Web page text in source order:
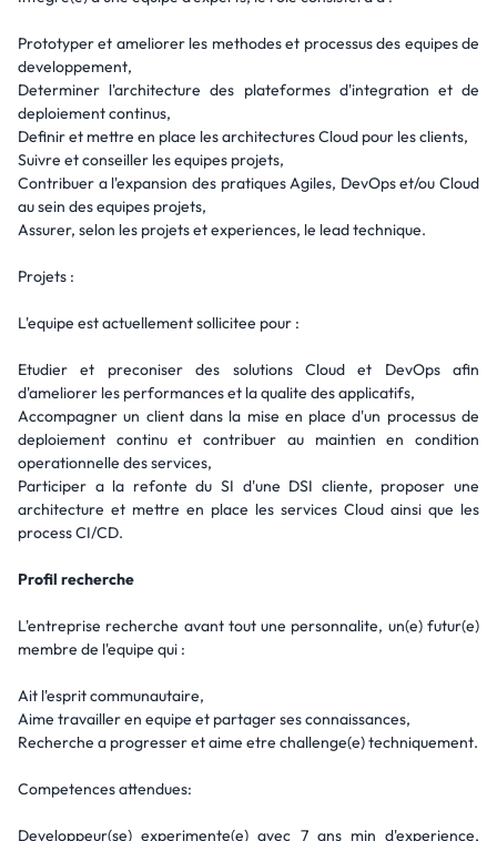
Prototyper et ameliorer les methodes et processus des equipes de
developpement,
Determiner l'architecture des plateformes d'integration et de
deploiement continus,
Definir et mettre en place les architectures Cloud pour les clients,
Suivre et conseiller les equipes projets,
Contribuer a l'expansion des pratiques Agiles, DevOps et/ou Cloud
au sein des equipes projets,
Assurer, selon les projets et experiences, le lead technique.
Projets :
L'equipe est actuellement sollicitee pour :
Etudier et preconiser des solutions Cloud et DevOps afin
d'ameliorer les performances et la qualite des applicatifs,
Accompagner un client dans la mise en place d'un processus de
deploiement continu et contribuer au maintien en condition
operationnelle des services,
Participer a la refonte du SI d'une DSI cliente, proposer une
architecture et mettre en place les services Cloud ainsi que les
process CI/CD.
Profil recherche
L'entreprise recherche avant tout une personnalite, un(e) futur(e)
membre de l'equipe qui :
Ait l'esprit communautaire,
Aime travailler en equipe et partager ses connaissances,
Recherche a progresser et aime etre challenge(e) techniquement.
Competences attendues:
Developpeur(se) experimente(e) avec 7 ans min d'experience,